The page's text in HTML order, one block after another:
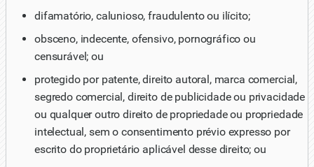
difamatório, calunioso, fraudulento ou ilícito;
obsceno, indecente, ofensivo, pornográfico ou
censurável; ou
protegido por patente, direito autoral, marca comercial,
segredo comercial, direito de publicidade ou privacidade
ou qualquer outro direito de propriedade ou propriedade
intelectual, sem o consentimento prévio expresso por
escrito do proprietário aplicável desse direito; ou